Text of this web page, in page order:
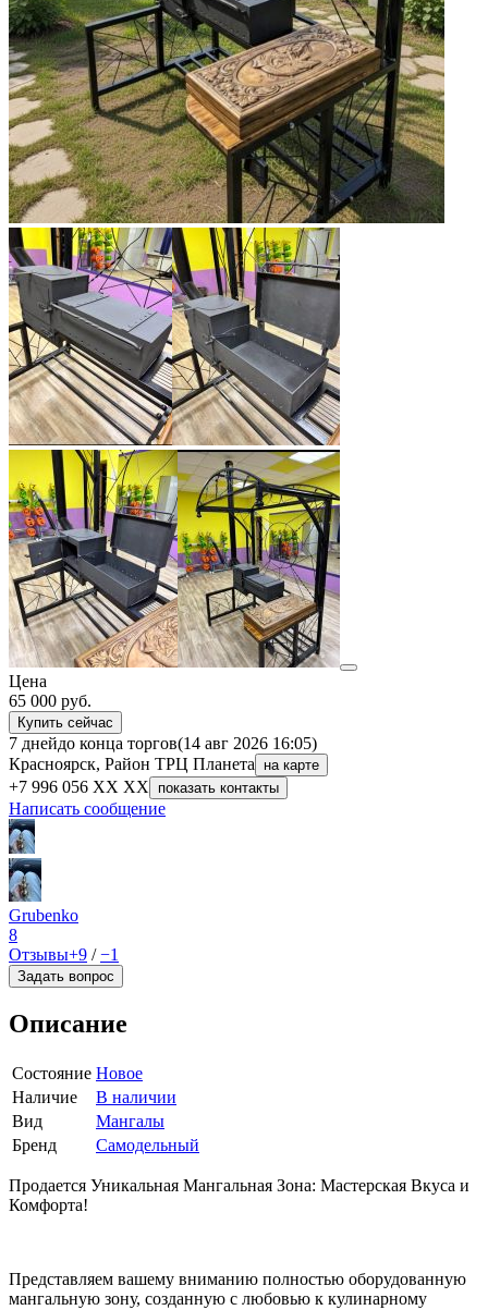
Цена
65 000 руб.
Купить сейчас
7 днейдо конца торгов(14 авг 2026 16:05)
Красноярск, Район ТРЦ Планета
на карте
+7 996 056 XX XX показать контакты
Написать сообщение
Grubenko
8
Отзывы+9 /−1
Задать вопрос
Описание
Состояние Новое
Наличие
В наличии
Вид
Мангалы
Бренд
Самодельный
Продается Уникальная Мангальная Зона: Мастерская Вкуса и
Комфорта!
Представляем вашему вниманию полностью оборудованную
мангальную зону, созданную с любовью к кулинарному